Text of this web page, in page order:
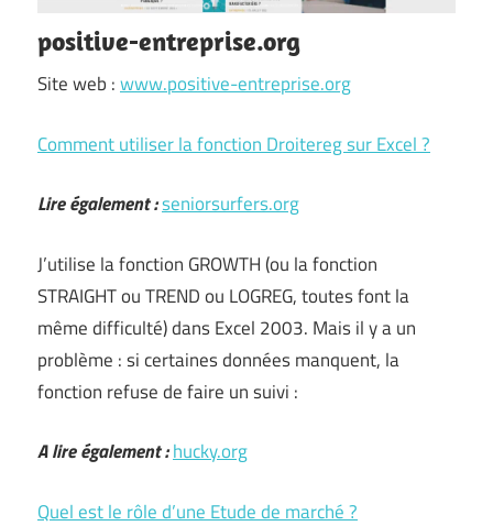
positive-entreprise.org
Site web :www.positive-entreprise.org
Comment utiliser la fonction Droitereg sur Excel ?
Lire également :seniorsurfers.org
J’utilise la fonction GROWTH (ou la fonction
STRAIGHT ou TREND ou LOGREG, toutes font la
même difficulté) dans Excel 2003. Mais il y a un
problème : si certaines données manquent, la
fonction refuse de faire un suivi :
A lire également :hucky.org
Quel est le rôle d’une Etude de marché ?